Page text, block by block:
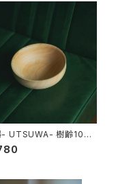
- UTSUWA- 樹齢100
九州産ひのき材